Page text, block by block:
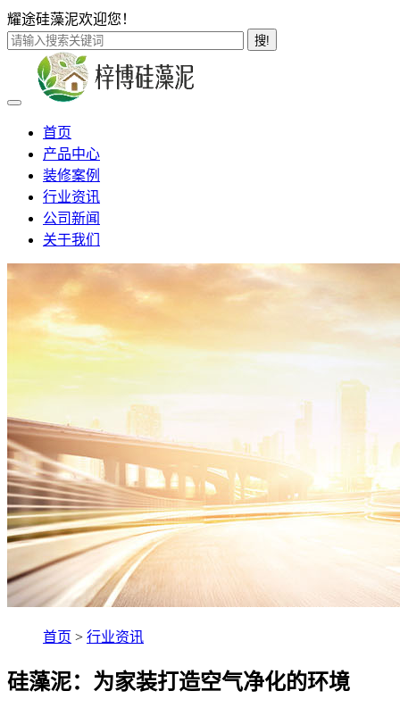
耀途硅藻泥欢迎您！
搜!
首页
产品中心
装修案例
行业资讯
公司新闻
关于我们
首页 > 行业资讯
硅藻泥：为家装打造空气净化的环境